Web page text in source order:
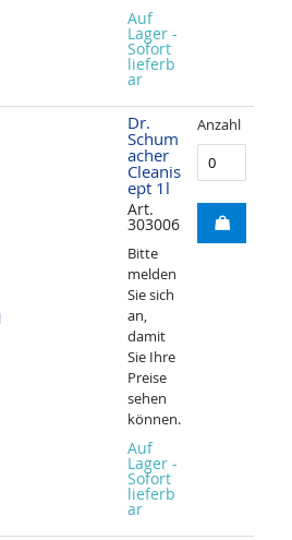
Auf
Lager -
Sofort
lieferb
ar
Dr.
Schum
acher
Cleanis
ept 1l
Art.
303006
Bitte
melden
Sie sich
an,
damit
Sie Ihre
Preise
sehen
können.
Auf
Lager -
Sofort
lieferb
ar
Anzahl